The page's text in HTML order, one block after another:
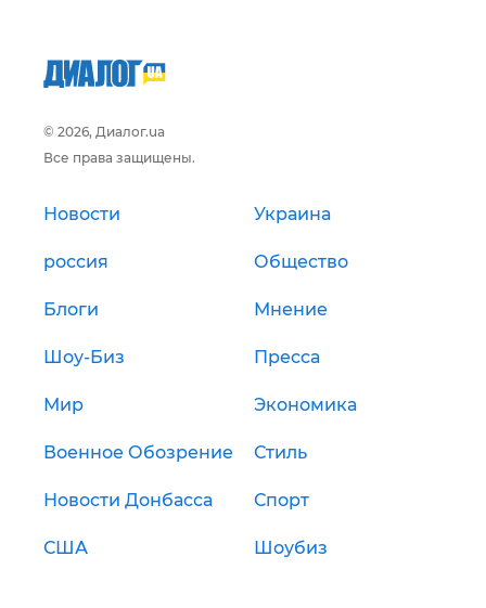
© 2026, Диалог.ua
Все права защищены.
Новости Украина
россия Общество
Блоги Мнение
Шоу-Биз Пресса
Мир Экономика
Военное Обозрение Стиль
Новости Донбасса Спорт
США Шоубиз